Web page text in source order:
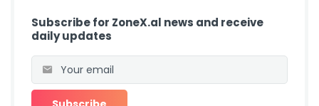
Subscribe for ZoneX.al news and receive
daily updates